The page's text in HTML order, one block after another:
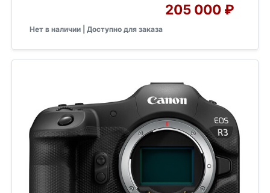
205 000 ₽
Нет в наличии | Доступно для заказа